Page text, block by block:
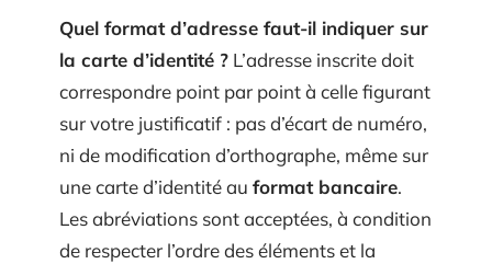
Quel format d’adresse faut-il indiquer sur
la carte d’identité ? L’adresse inscrite doit
correspondre point par point à celle figurant
sur votre justificatif : pas d’écart de numéro,
ni de modification d’orthographe, même sur
une carte d’identité au format bancaire.
Les abréviations sont acceptées, à condition
de respecter l’ordre des éléments et la